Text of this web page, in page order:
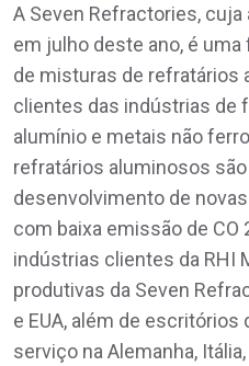
A Seven Refractories,
em julho deste ano, é
de misturas de refratários
clientes das indústrias de
alumínio e metais não
refratários aluminosos
desenvolvimento de
com baixa emissão de CO
indústrias clientes da RHI
produtivas da Seven
e EUA, além de
serviço na Alemanha,